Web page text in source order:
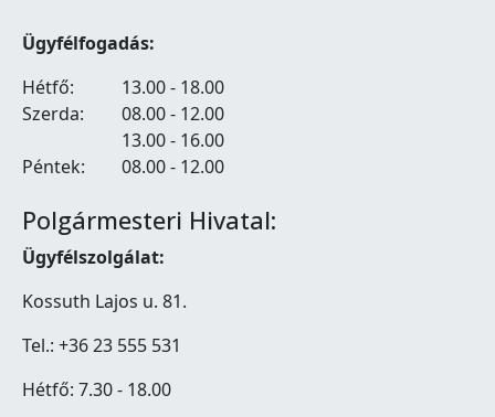
Ügyfélfogadás:
Hétfő:
13.00 - 18.00
Szerda:
08.00 - 12.00
13.00 - 16.00
Péntek:
08.00 - 12.00
Polgármesteri Hivatal:
Ügyfélszolgálat:
Kossuth Lajos u. 81.
Tel.: +36 23 555 531
Hétfő: 7.30 - 18.00